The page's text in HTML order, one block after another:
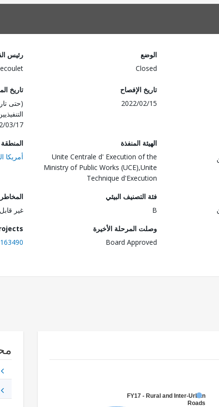
الوضع
Closed
رئيس
تاريخ الإفصاح
2022/02/15
تاريخ
(حتى
03/17
الهيئة المنفذة
Unite Centrale d' Execution of the
Ministry of Public Works (UCE),Unite
Technique d'Execution
المنطقة
أمريكا
فئة التصنيف البيئي
B
المخاطر
غير
وصلت المرحلة الأخيرة
Board Approved
FY17 - Rural and Inter-Urban
Roads